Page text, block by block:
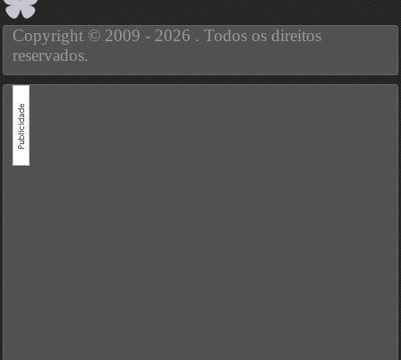
Copyright © 2009 - 2026 . Todos os direitos
reservados.